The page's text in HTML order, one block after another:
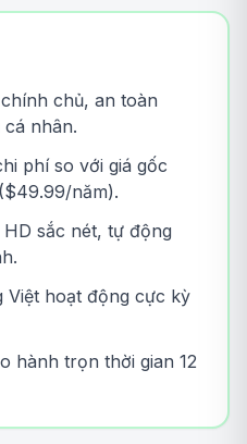
chủ, an toàn
nhân.
phí so với giá gốc
năm).
sắc nét, tự động
Việt hoạt động cực kỳ
hành trọn thời gian 12